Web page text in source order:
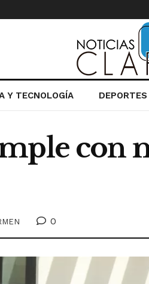
Y TECNOLOGÍA DEPORTES
con
0